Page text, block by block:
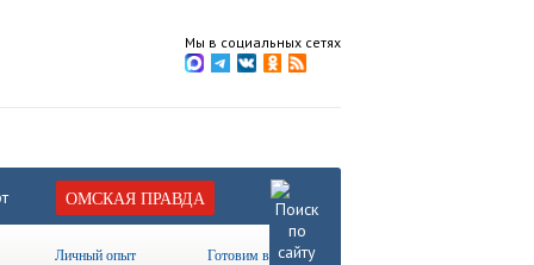
Мы в социальных сетях
ОМСКАЯ ПРАВДА
Личный опыт Готовим вместе